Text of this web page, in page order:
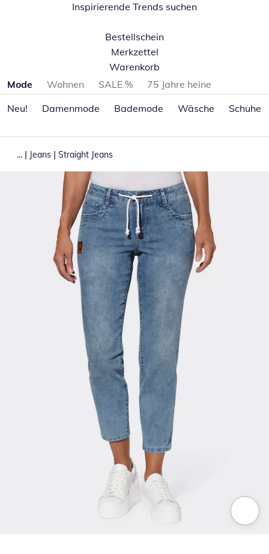
Inspirierende Trends suchen
Bestellschein
Merkzettel
Warenkorb
Produktkategorien überspringen
Mode Wohnen SALE %
75 Jahre heine
Neu!
Damenmode Bademode Wäsche Schuhe
... | Jeans | Straight Jeans